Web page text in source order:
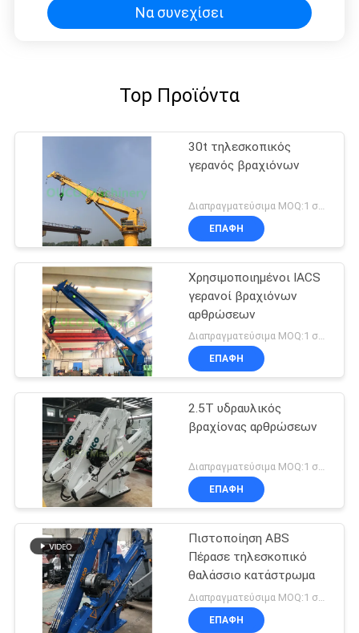
Να συνεχίσει
Top Προϊόντα
30t τηλεσκοπικός
γερανός βραχιόνων
ΕΠΑΦΉ
Χρησιμοποιημένοι IACS
γερανοί βραχιόνων
αρθρώσεων
Διαπραγματεύσιμα MOQ:1 σύνολο
ΕΠΑΦΉ
2.5T υδραυλικός
βραχίονας αρθρώσεων
Διαπραγματεύσιμα MOQ:1 σύνολο
ΕΠΑΦΉ
Πιστοποίηση ABS
Πέρασε τηλεσκοπικό
θαλάσσιο κατάστρωμα
Διαπραγματεύσιμα MOQ:1 σύνολο
ΕΠΑΦΉ